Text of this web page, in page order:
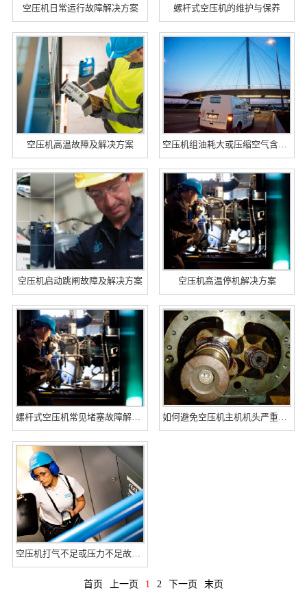
空压机日常运行故障解决方案 螺杆式空压机的维护与保养
空压机高温故障及解决方案 空压机组油耗大或压缩空气含油量大
空压机启动跳闸故障及解决方案 空压机高温停机解决方案
螺杆式空压机常见堵塞故障解决方案 如何避免空压机主机机头严重积碳
空压机打气不足或压力不足故障分析
首页 上一页 1 2 下一页 末页